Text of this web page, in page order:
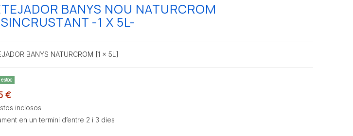
BANYS NOU NATURCROM
-1 X 5L-
BANYS NATURCROM [1 x 5L]
€
inclosos
en un termini d’entre 2 i 3 dies